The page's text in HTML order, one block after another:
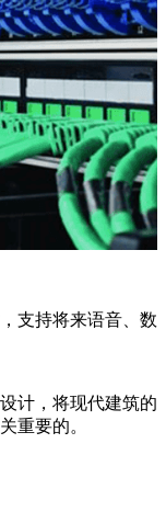
支持将来语音、数
计，将现代建筑的
重要的。